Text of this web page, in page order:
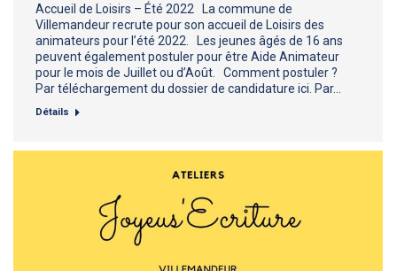
Accueil de Loisirs – Été 2022 La commune de
Villemandeur recrute pour son accueil de Loisirs des
animateurs pour l’été 2022. Les jeunes âgés de 16 ans
peuvent également postuler pour être Aide Animateur
pour le mois de Juillet ou d’Août. Comment postuler ?
Par téléchargement du dossier de candidature ici. Par…
Détails